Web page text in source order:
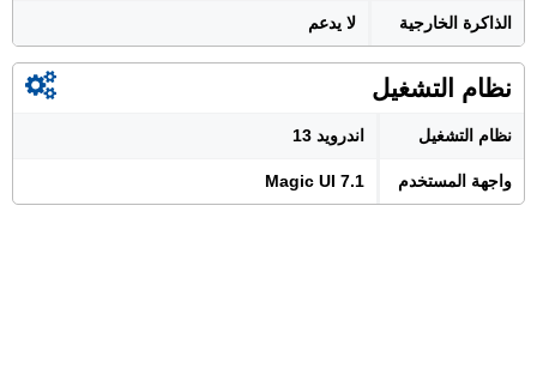
الذاكرة الخارجية لا يدعم
نظام التشغيل
نظام التشغيل اندرويد 13
واجهة المستخدم Magic UI 7.1